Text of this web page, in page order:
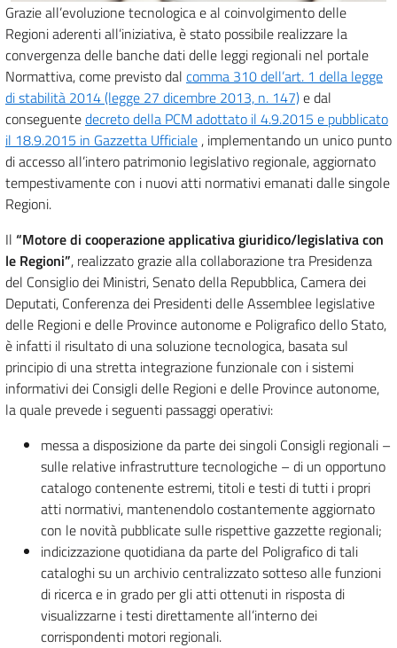
Grazie all’evoluzione tecnologica e al coinvolgimento delle
Regioni aderenti all’iniziativa, è stato possibile realizzare la
convergenza delle banche dati delle leggi regionali nel portale
Normattiva, come previsto dal comma 310 dell’art. 1 della legge
di stabilità 2014 (legge 27 dicembre 2013, n. 147)e dal
conseguentedecreto della PCM adottato il 4.9.2015 e pubblicato
il 18.9.2015 in Gazzetta Ufficiale , implementando un unico punto
di accesso all’intero patrimonio legislativo regionale, aggiornato
tempestivamente con i nuovi atti normativi emanati dalle singole
Regioni.
Il “Motore di cooperazione applicativa giuridico/legislativa con
le Regioni”, realizzato grazie alla collaborazione tra Presidenza
del Consiglio dei Ministri, Senato della Repubblica, Camera dei
Deputati, Conferenza dei Presidenti delle Assemblee legislative
delle Regioni e delle Province autonome e Poligrafico dello Stato,
è infatti il risultato di una soluzione tecnologica, basata sul
principio di una stretta integrazione funzionale con i sistemi
informativi dei Consigli delle Regioni e delle Province autonome,
la quale prevede i seguenti passaggi operativi:
messa a disposizione da parte dei singoli Consigli regionali –
sulle relative infrastrutture tecnologiche – di un opportuno
catalogo contenente estremi, titoli e testi di tutti i propri
atti normativi, mantenendolo costantemente aggiornato
con le novità pubblicate sulle rispettive gazzette regionali;
indicizzazione quotidiana da parte del Poligrafico di tali
cataloghi su un archivio centralizzato sotteso alle funzioni
di ricerca e in grado per gli atti ottenuti in risposta di
visualizzarne i testi direttamente all’interno dei
corrispondenti motori regionali.